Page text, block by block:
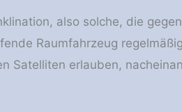
also solche, die
Raumfahrzeug
Satelliten erlauben,